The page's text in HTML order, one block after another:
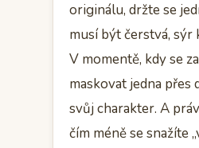
originálu, držte se
musí být čerstvá, sýr
V momentě, kdy se
maskovat jedna
svůj charakter. A
čím méně se snažíte